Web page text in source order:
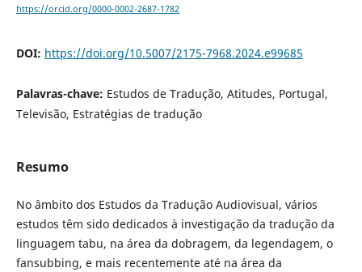
https://orcid.org/0000-0002-2687-1782
DOI: https://doi.org/10.5007/2175-7968.2024.e99685
Palavras-chave: Estudos de Tradução, Atitudes, Portugal,
Televisão, Estratégias de tradução
Resumo
No âmbito dos Estudos da Tradução Audiovisual, vários
estudos têm sido dedicados à investigação da tradução da
linguagem tabu, na área da dobragem, da legendagem, o
fansubbing, e mais recentemente até na área da